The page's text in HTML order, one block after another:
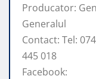
Producator:
Generalul
Contact: Tel:
445 018
Facebook: